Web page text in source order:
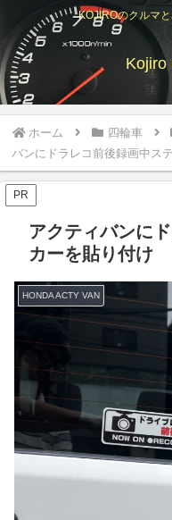
KOJIROのクルマ
Kojiro
ホーム 四輪車
バンにドラレコ前後録画中ス
PR
アクティバンに
カーを貼り付け
HONDA ACTY VAN